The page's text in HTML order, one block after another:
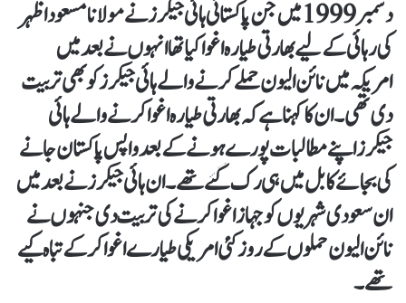
دسمبر 1999 میں جن پاکستانی ہائی جیکرز نے مولانا مسعود اظہر
کی رہائی کے لیے بھارتی طیارہ اغوا کیا تھا انہوں نے بعد میں
امریکہ میں نائن الیون حملے کرنے والے ہائی جیکرز کو بھی تربیت
دی تھی۔ ان کا کہنا ہے کہ بھارتی طیارہ اغوا کرنے والے ہائی
جیکرز اپنے مطالبات پورے ہونے کے بعد واپس پاکستان جانے
کی بجائے کابل میں ہی رک گئے تھے۔ ان ہائی جیکرز نے بعد میں
ان سعودی شہریوں کو جہاز اغوا کرنے کی تربیت دی جنہوں نے
نائن الیون حملوں کے روز کئی امریکی طیارے اغوا کر کے تباہ کیے
تھے۔